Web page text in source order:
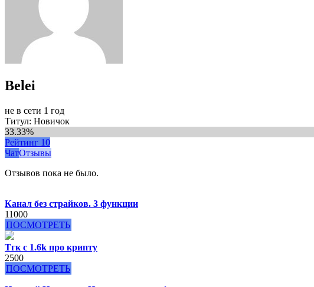
Belei
не в сети 1 год
Титул: Новичок
33.33%
Рейтинг 10
ЧатОтзывы
Отзывов пока не было.
Канал без страйков. 3 функции
11000
ПОСМОТРЕТЬ
Тгк с 1.6k про крипту
2500
ПОСМОТРЕТЬ